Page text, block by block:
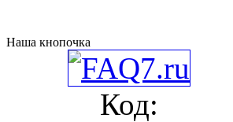
Наша кнопочка
Код: